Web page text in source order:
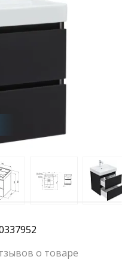
комнат
о товаре